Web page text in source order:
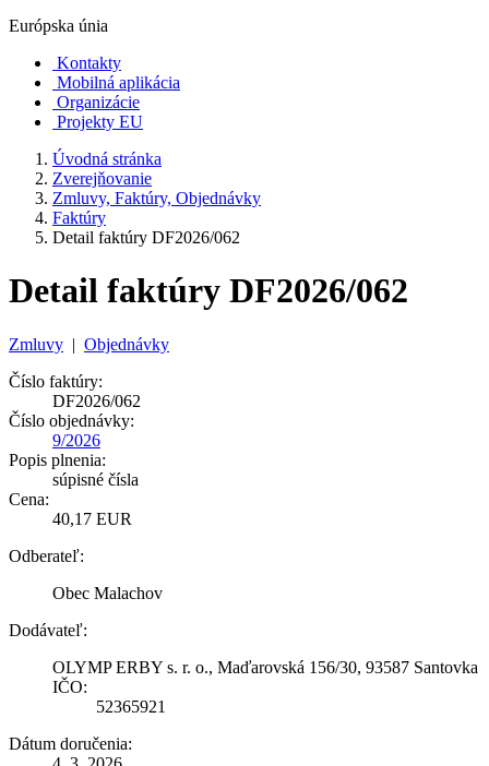
Európska únia
Kontakty
Mobilná aplikácia
Organizácie
Projekty EU
Úvodná stránka
Zverejňovanie
Zmluvy, Faktúry, Objednávky
Faktúry
Detail faktúry DF2026/062
Detail faktúry DF2026/062
Zmluvy | Objednávky
Číslo faktúry:
DF2026/062
Číslo objednávky:
9/2026
Popis plnenia:
súpisné čísla
Cena:
40,17 EUR
Odberateľ:
Obec Malachov
Dodávateľ:
OLYMP ERBY s. r. o., Maďarovská 156/30, 93587 Santovka
IČO:
52365921
Dátum doručenia: